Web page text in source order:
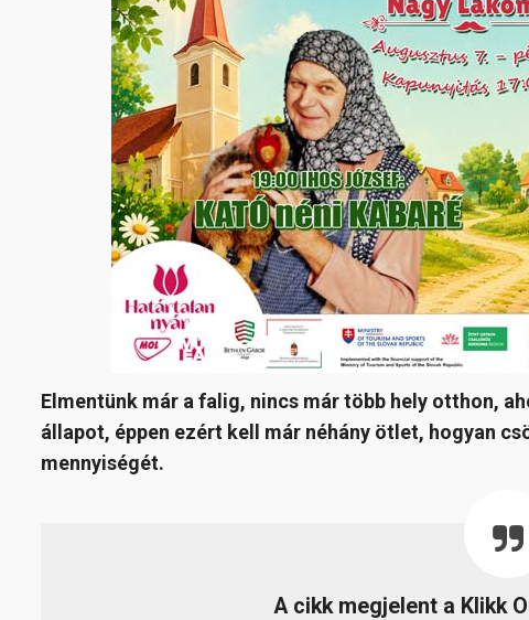
Elmentünk már a falig, nincs már több hely otthon,
állapot, éppen ezért kell már néhány ötlet, hogyan
mennyiségét.
A cikk megjelent a Klikk